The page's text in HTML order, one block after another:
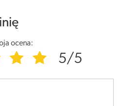
ocena:
5/5